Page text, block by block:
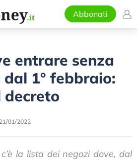
Abbonati
entrare senza
1° febbraio:
decreto
21/01/2022
la lista dei negozi dove, dal